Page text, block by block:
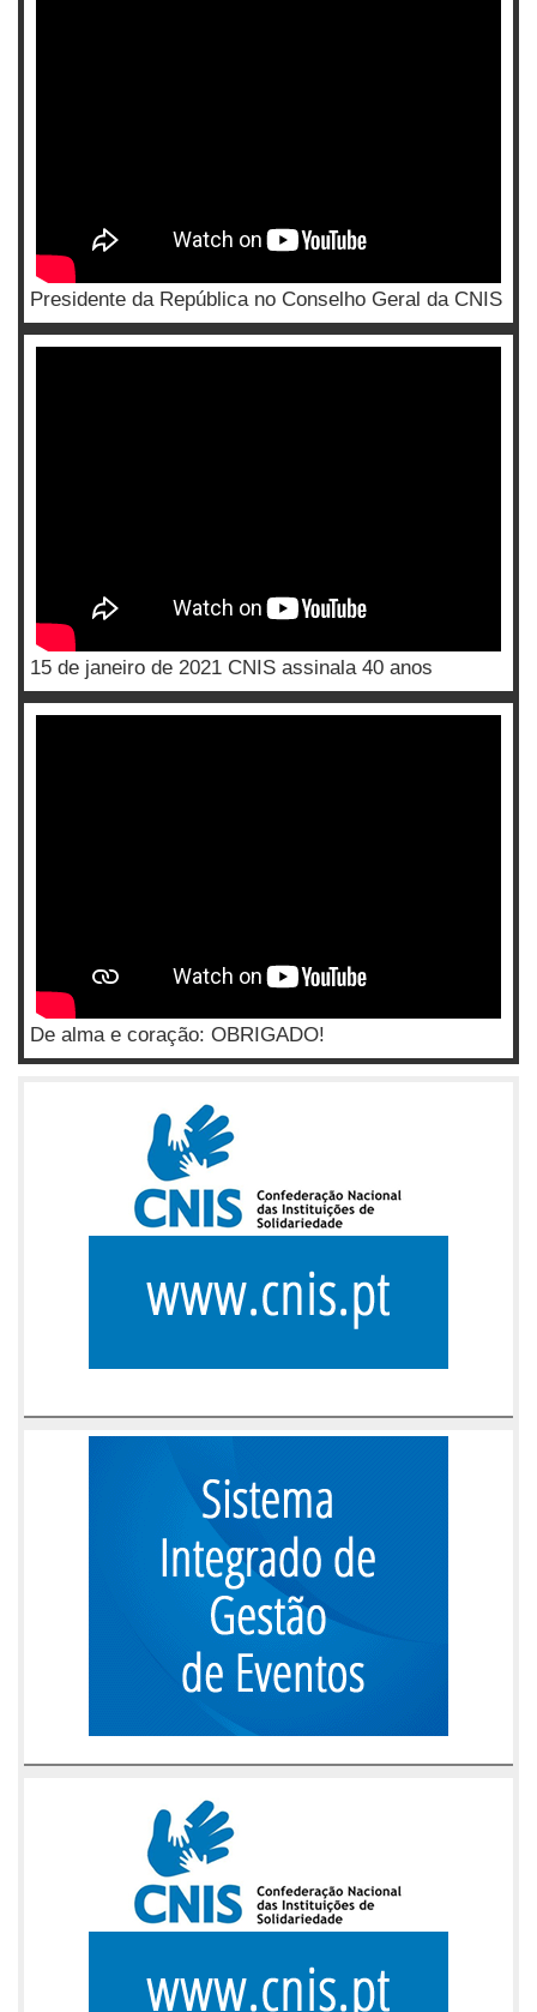
Presidente da República no Conselho Geral da CNIS
15 de janeiro de 2021 CNIS assinala 40 anos
De alma e coração: OBRIGADO!